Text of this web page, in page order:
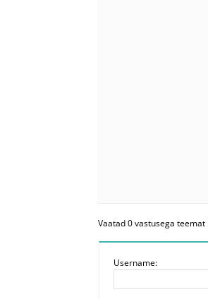
Vaatad 0 vastusega teemat
Username: